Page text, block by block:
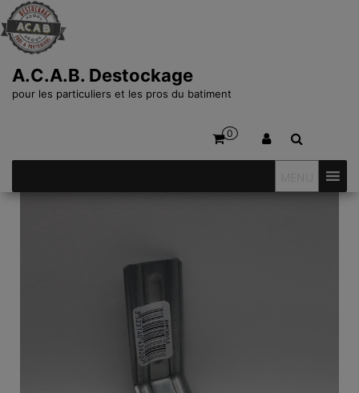
A.C.A.B. Destockage
pour les particuliers et les pros du batiment
0